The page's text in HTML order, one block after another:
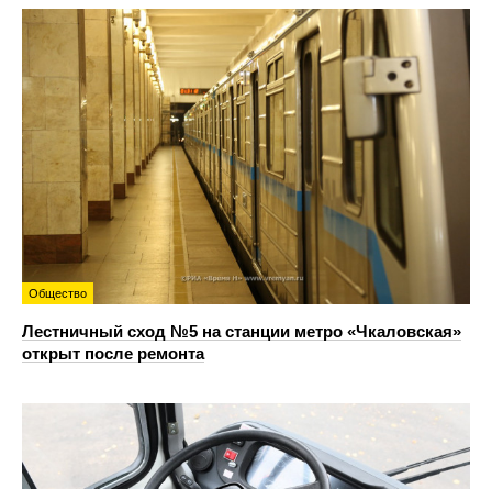
Общество
Лестничный сход №5 на станции метро «Чкаловская»
открыт после ремонта